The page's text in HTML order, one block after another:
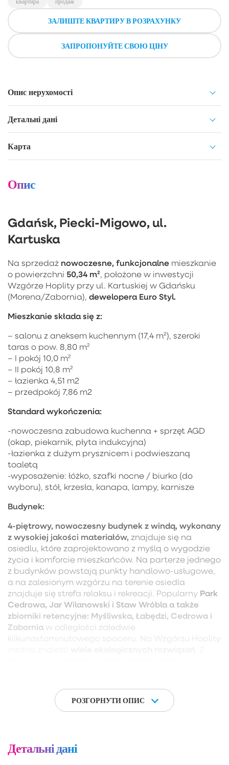
ЗАЛИШТЕ КВАРТИРУ В РОЗРАХУНКУ
ЗАПРОПОНУЙТЕ СВОЮ ЦІНУ
Опис нерухомості
Детальні дані
Карта
Опис
Gdańsk, Piecki-Migowo, ul.
Kartuska
Na sprzedaż nowoczesne, funkcjonalne mieszkanie
o powierzchni 50,34 m², położone w inwestycji
Wzgórze Hoplity przy ul. Kartuskiej w Gdańsku
(Morena/Zabornia), dewelopera Euro Styl.
Mieszkanie składa się z:
– salonu z aneksem kuchennym (17,4 m²), szeroki
taras o pow. 8,80 m²
– I pokój 10,0 m²
– II pokój 10,8 m²
– łazienka 4,51 m2
– przedpokój 7,86 m2
Standard wykończenia:
-nowoczesna zabudowa kuchenna + sprzęt AGD
(okap, piekarnik, płyta indukcyjna)
-łazienka z dużym prysznicem i podwieszaną
toaletą
-wyposażenie: łóżko, szafki nocne / biurko (do
wyboru), stół, krzesła, kanapa, lampy, karnisze
Budynek:
4-piętrowy, nowoczesny budynek z windą, wykonany
z wysokiej jakości materiałów, znajduje się na
osiedlu, które zaprojektowano z myślą o wygodzie
życia i komforcie mieszkańców. Na parterze jednego
z budynków powstają punkty handlowo-usługowe,
a na zalesionym wzgórzu na terenie osiedla
znajduje się strefa relaksu i rekreacji. Popularny Park
Cedrowa, Jar Wilanowski i Staw Wróbla a także
zbiorniki retencyjne: Myśliwska, Łabędzi, Cedrowa i
Zabornia w odległości zaledwie
kilkunastominutowego spaceru. Na Wzgórzu Hoplity
zostaną wyposażone w gniazda elektryczne.
Osiedle jeststrzeżone i monitorowane.
– szybki dojazd do centrum oraz do
Trójmiasta (10 min)
РОЗГОРНУТИ ОПИС
Детальні дані